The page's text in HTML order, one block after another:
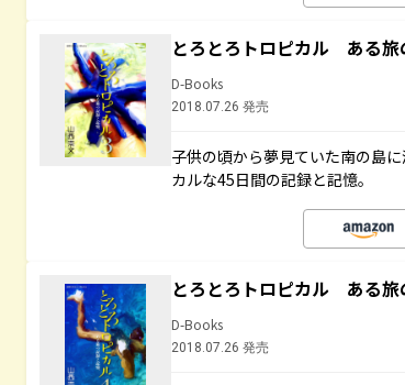
とろとろトロピカル ある
D-Books
2018.07.26 発売
子供の頃から夢見ていた南の島
カルな45日間の記録と記憶。
とろとろトロピカル ある
D-Books
2018.07.26 発売